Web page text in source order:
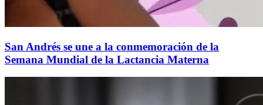
San Andrés se une a la conmemoración de la
Semana Mundial de la Lactancia Materna